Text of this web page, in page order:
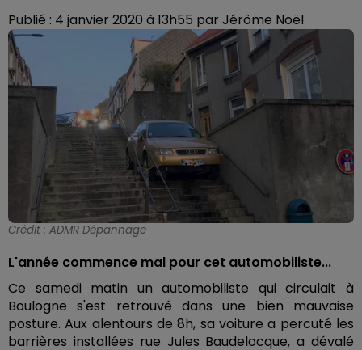
Publié : 4 janvier 2020 à 13h55 par Jérôme Noël
Crédit : ADMR Dépannage
L'année commence mal pour cet automobiliste...
Ce samedi matin un automobiliste qui circulait à
Boulogne s'est retrouvé dans une bien mauvaise
posture. Aux alentours de 8h, sa voiture a percuté les
barrières installées rue Jules Baudelocque, a dévalé